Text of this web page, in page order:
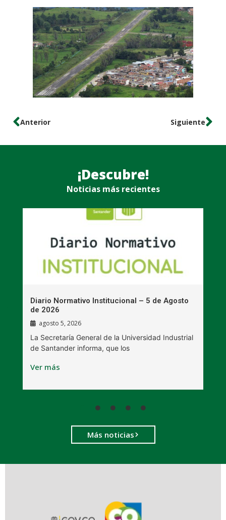
Anterior Siguiente
¡Descubre!
Noticias más recientes
Diario Normativo Institucional – 5 de Agosto
de 2026
agosto 5, 2026
La Secretaría General de la Universidad Industrial
de Santander informa, que los
Ver más
Más noticias